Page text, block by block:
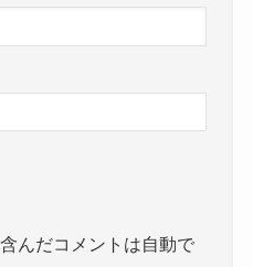
んだコメントは自動で